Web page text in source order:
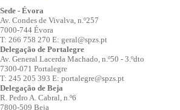
Sede - Évora
Av. Condes de Vivalva, n.º257
7000-744 Évora
T: 266 758 270 E: geral@spzs.pt
Delegação de Portalegre
Av. General Lacerda Machado, n.º50 - 3.ºdto
7300-071 Portalegre
T: 245 205 393 E: portalegre@spzs.pt
Delegação de Beja
R. Pedro A. Cabral, n.º6
7800-509 Beja